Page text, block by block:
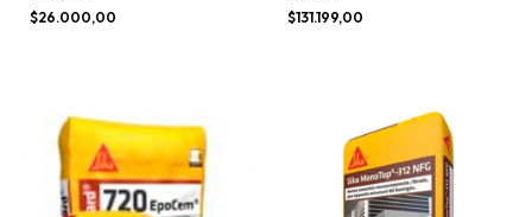
$26.000,00
$131.199,00